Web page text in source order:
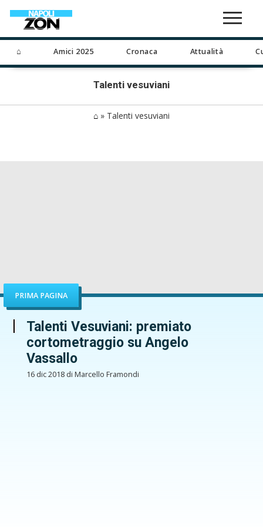
⌂ Amici 2025 Cronaca Attualità
Talenti vesuviani
⌂ » Talenti vesuviani
PRIMA PAGINA
Talenti Vesuviani: premiato
cortometraggio su Angelo
Vassallo
16 dic 2018 di Marcello Framondi